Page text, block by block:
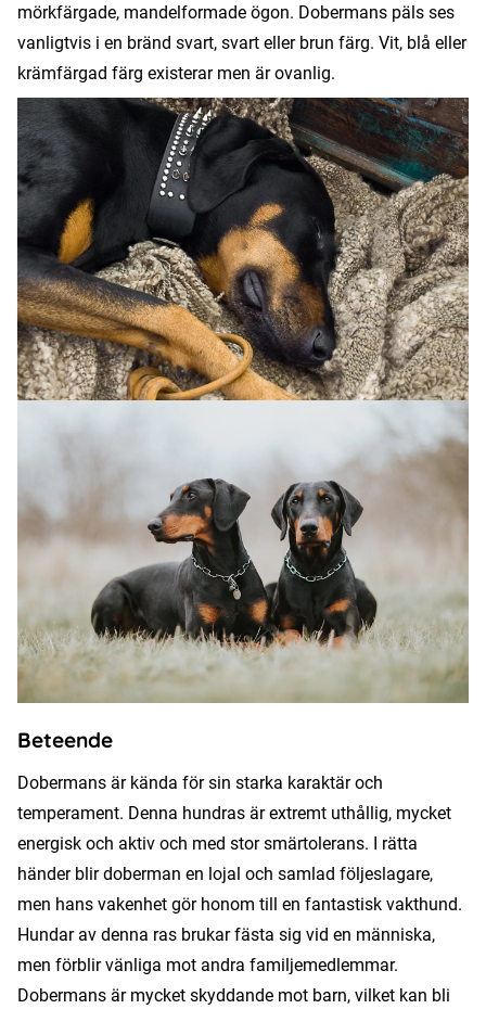
mörkfärgade, mandelformade ögon. Dobermans päls ses
vanligtvis i en bränd svart, svart eller brun färg. Vit, blå eller
krämfärgad färg existerar men är ovanlig.
Beteende
Dobermans är kända för sin starka karaktär och
temperament. Denna hundras är extremt uthållig, mycket
energisk och aktiv och med stor smärtolerans. I rätta
händer blir doberman en lojal och samlad följeslagare,
men hans vakenhet gör honom till en fantastisk vakthund.
Hundar av denna ras brukar fästa sig vid en människa,
men förblir vänliga mot andra familjemedlemmar.
Dobermans är mycket skyddande mot barn, vilket kan bli